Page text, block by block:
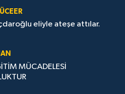
eliyle ateşe attılar.
MÜCADELESİ